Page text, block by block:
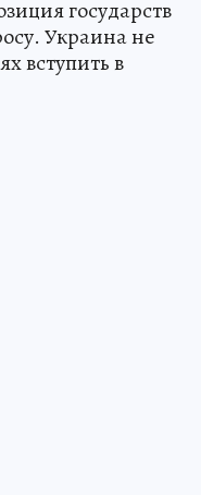
государств
Украина не
вступить в